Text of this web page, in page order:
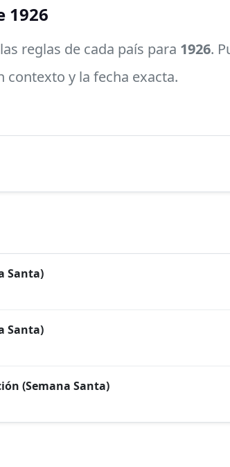
1926
reglas de cada país para 1926.
contexto y la fecha exacta.
Santa)
Santa)
(Semana Santa)